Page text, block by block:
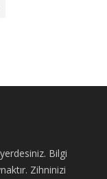
Bilgi
Zihninizi